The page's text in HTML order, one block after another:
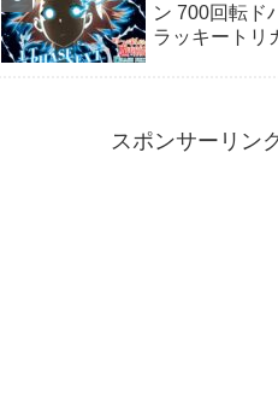
ン 700回転ド
ラッキートリ
スポンサーリン